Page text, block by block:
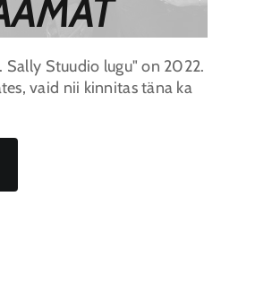
Sally Stuudio lugu" on 2022.
vaid nii kinnitas täna ka